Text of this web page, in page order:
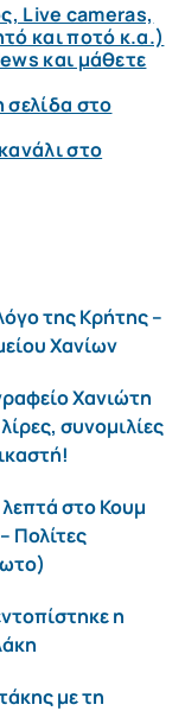
Live cameras,
και ποτό κ.α.)
και μάθετε
στο
στο
της Κρήτης –
Χανίων
Χανιώτη
συνομιλίες
στο Κουμ
Πολίτες
η
με τη